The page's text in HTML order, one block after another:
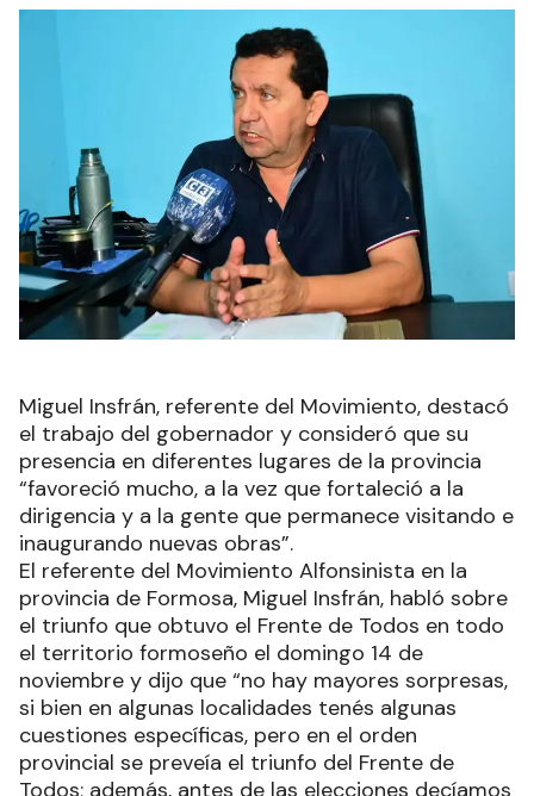
Miguel Insfrán, referente del Movimiento, destacó
el trabajo del gobernador y consideró que su
presencia en diferentes lugares de la provincia
“favoreció mucho, a la vez que fortaleció a la
dirigencia y a la gente que permanece visitando e
inaugurando nuevas obras”.
El referente del Movimiento Alfonsinista en la
provincia de Formosa, Miguel Insfrán, habló sobre
el triunfo que obtuvo el Frente de Todos en todo
el territorio formoseño el domingo 14 de
noviembre y dijo que “no hay mayores sorpresas,
si bien en algunas localidades tenés algunas
cuestiones específicas, pero en el orden
provincial se preveía el triunfo del Frente de
Todos; además, antes de las elecciones decíamos